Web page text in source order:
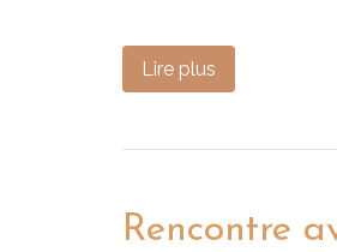
Lire plus
Rencontre